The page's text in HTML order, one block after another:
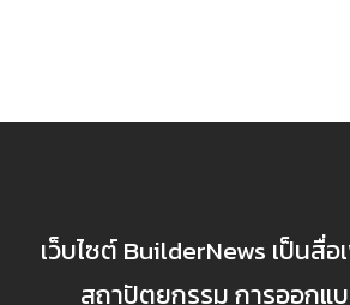
เว็บไซต์ BuilderNews เป็นสื่
สถาปัตยกรรม การออกแ